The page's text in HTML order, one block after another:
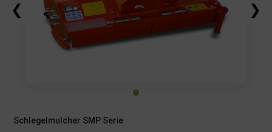
❮ ❯
Schlegelmulcher SMP Serie